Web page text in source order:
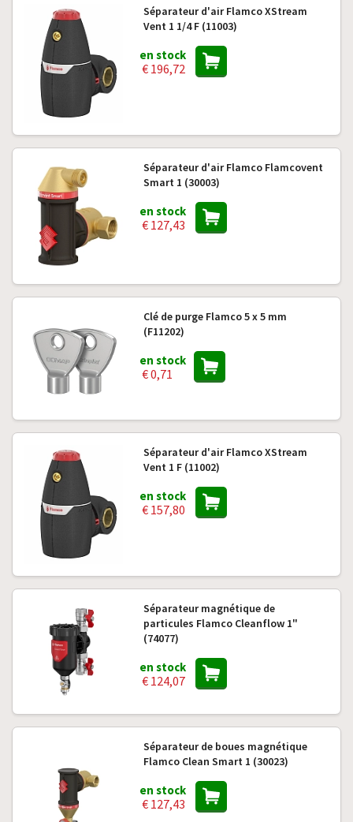
Séparateur d'air Flamco XStream
Vent 1 1/4 F (11003)
en stock
€ 196,72
Séparateur d'air Flamco Flamcovent
Smart 1 (30003)
en stock
€ 127,43
Clé de purge Flamco 5 x 5 mm
(F11202)
en stock
€ 0,71
Séparateur d'air Flamco XStream
Vent 1 F (11002)
en stock
€ 157,80
Séparateur magnétique de
particules Flamco Cleanflow 1"
(74077)
en stock
€ 124,07
Séparateur de boues magnétique
Flamco Clean Smart 1 (30023)
en stock
€ 127,43